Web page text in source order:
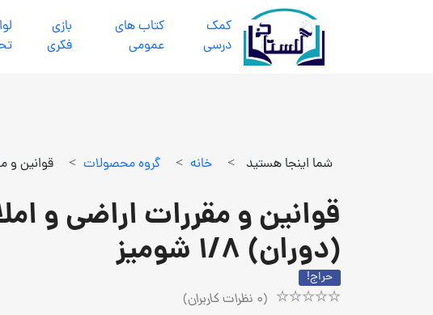
كمك
درسي
كتاب هاي
عمومي
بازي
فكري
شما اینجا هستید > خانه > گروه محصولات > قوانین و
قوانین و مقررات اراضی و
(دوران) 1/8 شومیز
حراج!
(
0 نظرات کاربران)